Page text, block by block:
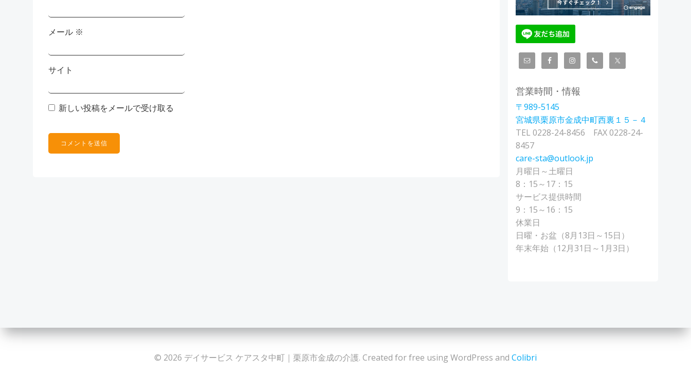
メール ※
サイト
新しい投稿をメールで受け取る
営業時間・情報
〒989-5145
宮城県栗原市金成中町西裏１５－４
TEL 0228-24-8456 FAX 0228-24-
8457
care-sta@outlook.jp
月曜日～土曜日
8：15～17：15
サービス提供時間
9：15～16：15
休業日
日曜・お盆（8月13日～15日）
年末年始（12月31日～1月3日）
© 2026 デイサービス ケアスタ中町｜栗原市金成の介護. Created for free using WordPress and Colibri